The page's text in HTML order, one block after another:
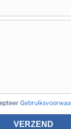
VERZEND